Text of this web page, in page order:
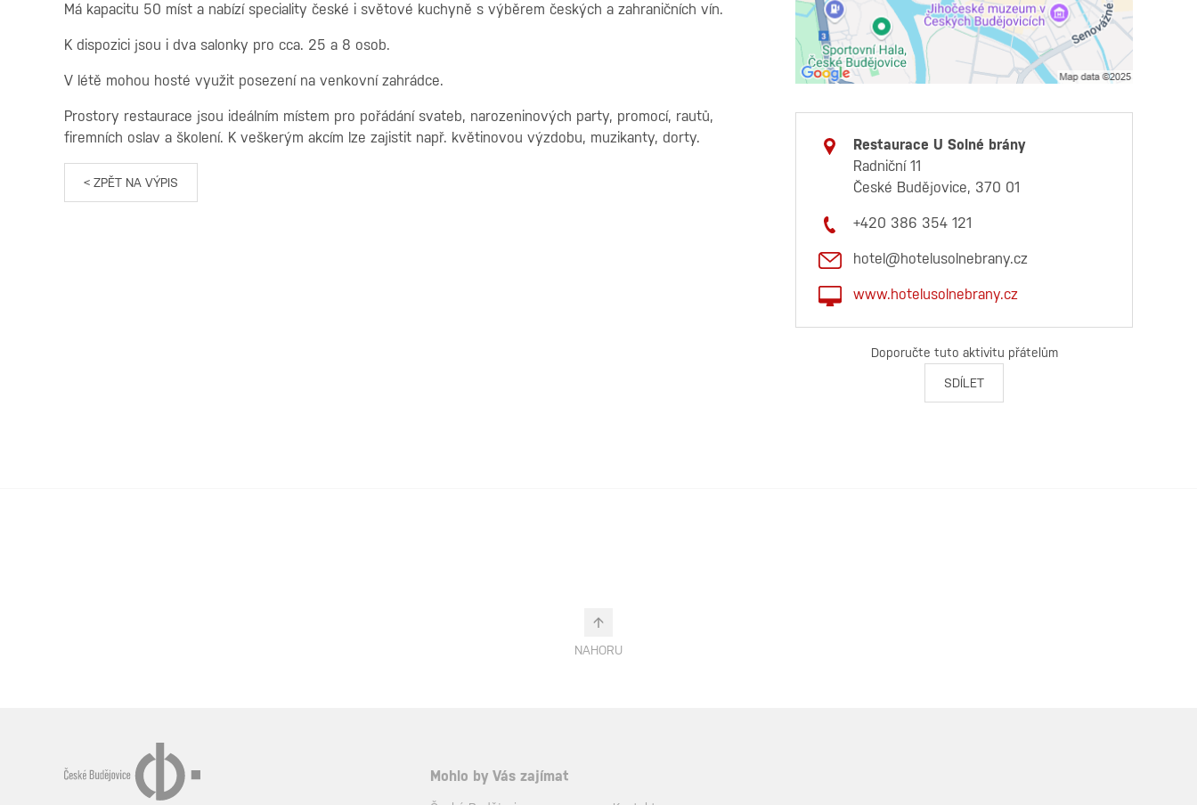
Má kapacitu 50 míst a nabízí speciality české i světové kuchyně s výběrem českých a zahraničních vín.
K dispozici jsou i dva salonky pro cca. 25 a 8 osob.
V létě mohou hosté využit posezení na venkovní zahrádce.
Prostory restaurace jsou ideálním místem pro pořádání svateb, narozeninových party, promocí, rautů,
firemních oslav a školení. K veškerým akcím lze zajistit např. květinovou výzdobu, muzikanty, dorty.
< ZPĚT NA VÝPIS
Restaurace U Solné brány
Radniční 11
České Budějovice, 370 01
+420 386 354 121
hotel@hotelusolnebrany.cz
www.hotelusolnebrany.cz
Doporučte tuto aktivitu přátelům
SDÍLET
NAHORU
Mohlo by Vás zajímat